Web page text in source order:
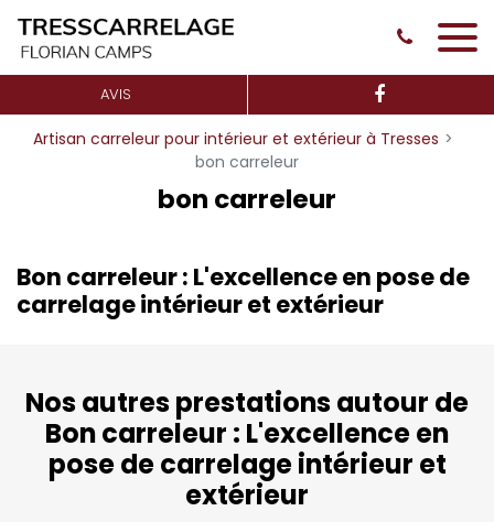
AVIS
Artisan carreleur pour intérieur et extérieur à Tresses
bon carreleur
bon carreleur
Bon carreleur : L'excellence en pose de
carrelage intérieur et extérieur
Nos autres prestations autour de
Bon carreleur : L'excellence en
pose de carrelage intérieur et
extérieur